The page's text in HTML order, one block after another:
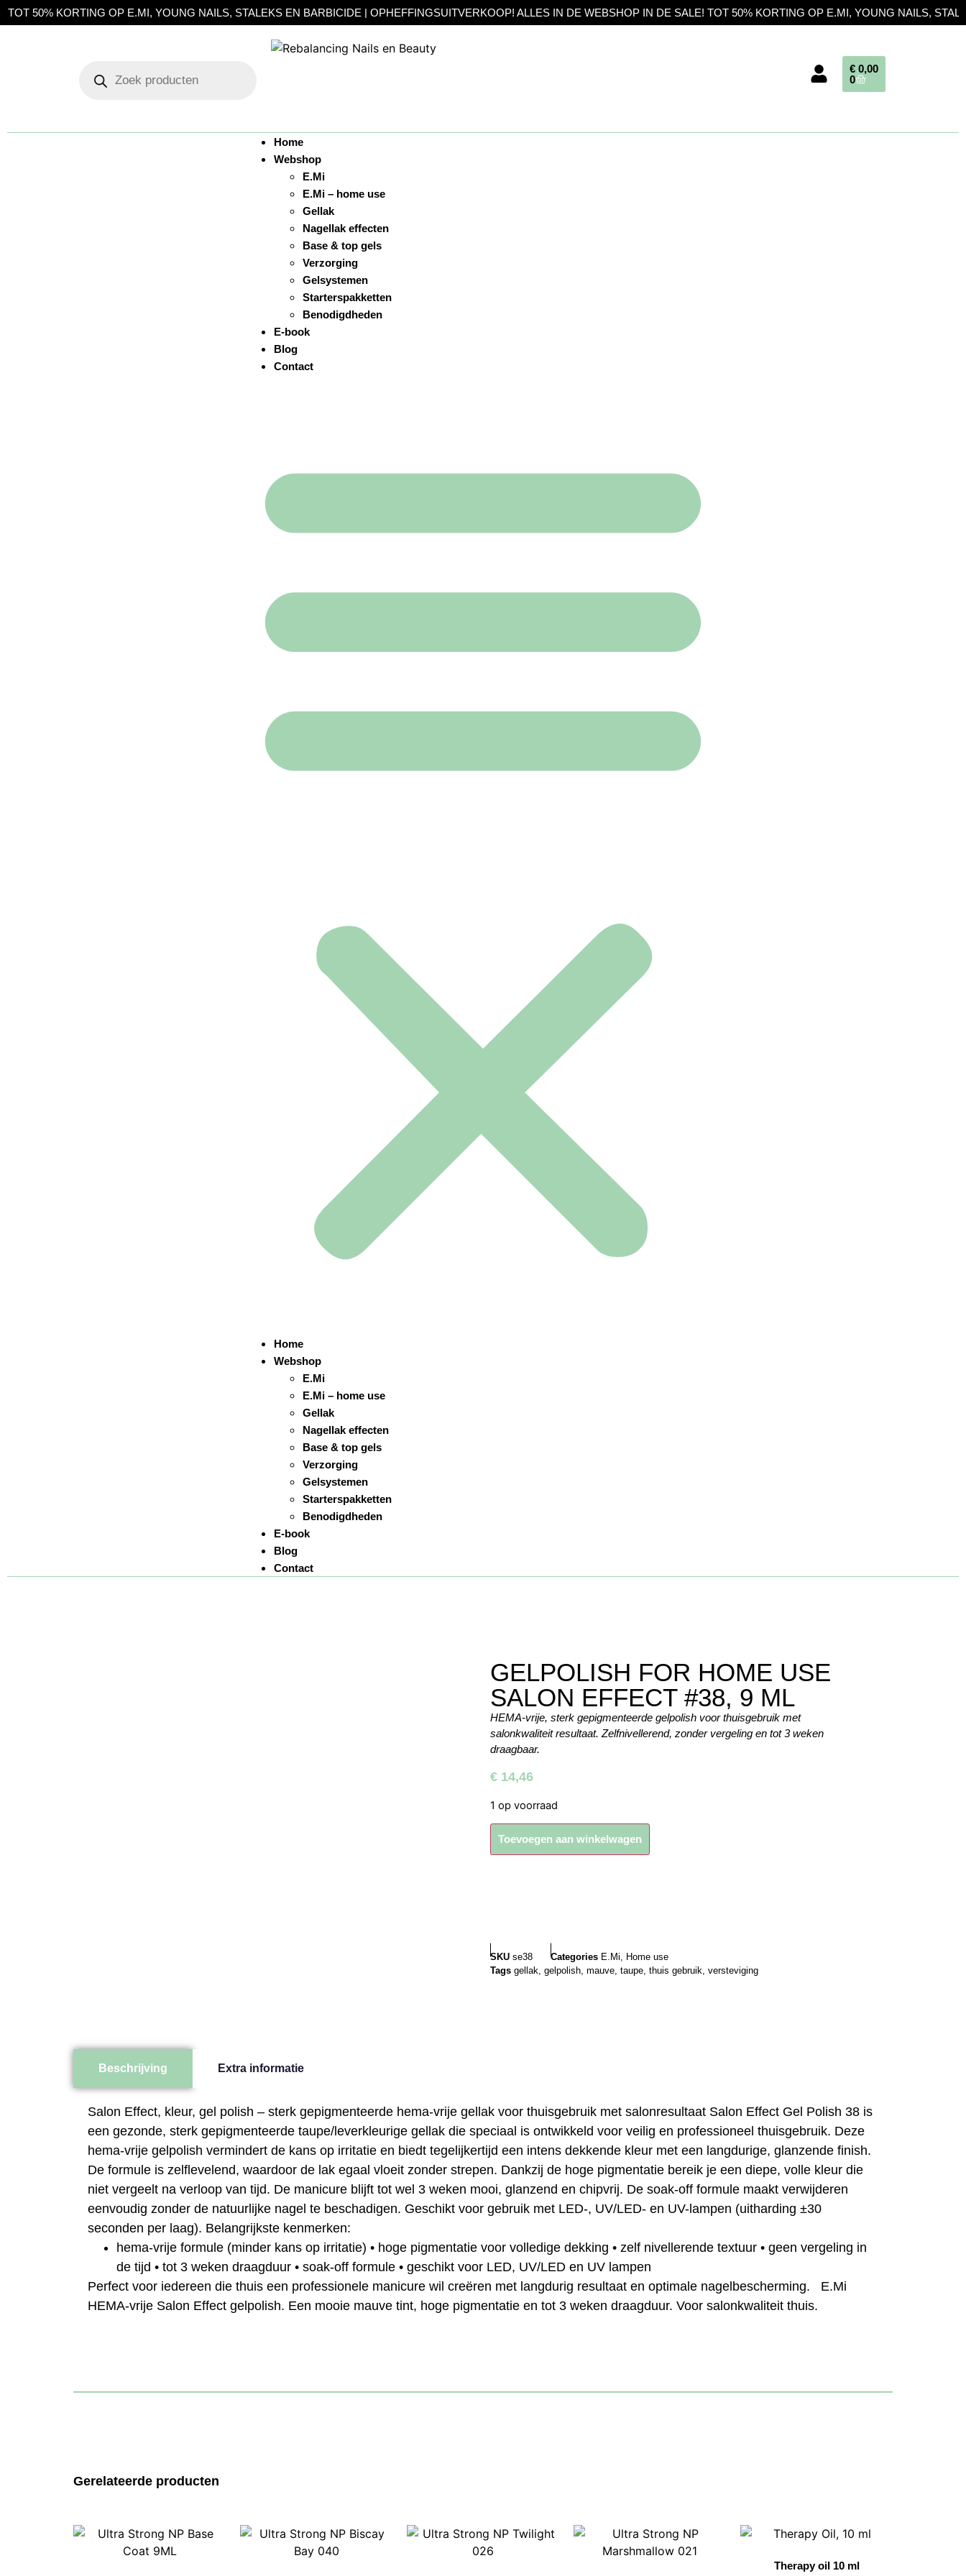
OP E.MI, YOUNG NAILS, STALEKS EN BARBICIDE | OPHEFFINGSUITVERKOOP! ALLES IN DE WEBSHOP IN DE SALE! TOT 50% KORTING OP E.MI, YOUNG NAILS, STALEKS EN
€0,00
0
Home
Webshop
E.Mi
E.Mi – home use
Gellak
Nagellak effecten
Base & top gels
Verzorging
Gelsystemen
Starterspakketten
Benodigdheden
E-book
Blog
Contact
Home
Webshop
E.Mi
E.Mi – home use
Gellak
Nagellak effecten
Base & top gels
Verzorging
Gelsystemen
Starterspakketten
Benodigdheden
E-book
Blog
Contact
GELPOLISH FOR HOME USE
SALON EFFECT #38, 9 ML
HEMA-vrije, sterk gepigmenteerde gelpolish voor thuisgebruik met
salonkwaliteit resultaat. Zelfnivellerend, zonder vergeling en tot 3 weken
draagbaar.
€ 14,46
1 op voorraad
Toevoegen aan winkelwagen
SKU se38 Categories E.Mi, Home use
Tags gellak, gelpolish, mauve, taupe, thuis gebruik, versteviging
Beschrijving Extra informatie
Salon Effect, kleur, gel polish – sterk gepigmenteerde hema-vrije gellak voor thuisgebruik met salonresultaat Salon Effect Gel Polish 38 is
een gezonde, sterk gepigmenteerde taupe/leverkleurige gellak die speciaal is ontwikkeld voor veilig en professioneel thuisgebruik. Deze
hema-vrije gelpolish vermindert de kans op irritatie en biedt tegelijkertijd een intens dekkende kleur met een langdurige, glanzende finish.
De formule is zelflevelend, waardoor de lak egaal vloeit zonder strepen. Dankzij de hoge pigmentatie bereik je een diepe, volle kleur die
niet vergeelt na verloop van tijd. De manicure blijft tot wel 3 weken mooi, glanzend en chipvrij. De soak-off formule maakt verwijderen
eenvoudig zonder de natuurlijke nagel te beschadigen. Geschikt voor gebruik met LED-, UV/LED- en UV-lampen (uitharding ±30
seconden per laag). Belangrijkste kenmerken:
hema-vrije formule (minder kans op irritatie) • hoge pigmentatie voor volledige dekking • zelf nivellerende textuur • geen vergeling in
de tijd • tot 3 weken draagduur • soak-off formule • geschikt voor LED, UV/LED en UV lampen
Perfect voor iedereen die thuis een professionele manicure wil creëren met langdurig resultaat en optimale nagelbescherming. E.Mi
HEMA-vrije Salon Effect gelpolish. Een mooie mauve tint, hoge pigmentatie en tot 3 weken draagduur. Voor salonkwaliteit thuis.
Gerelateerde producten
Therapy oil 10 ml